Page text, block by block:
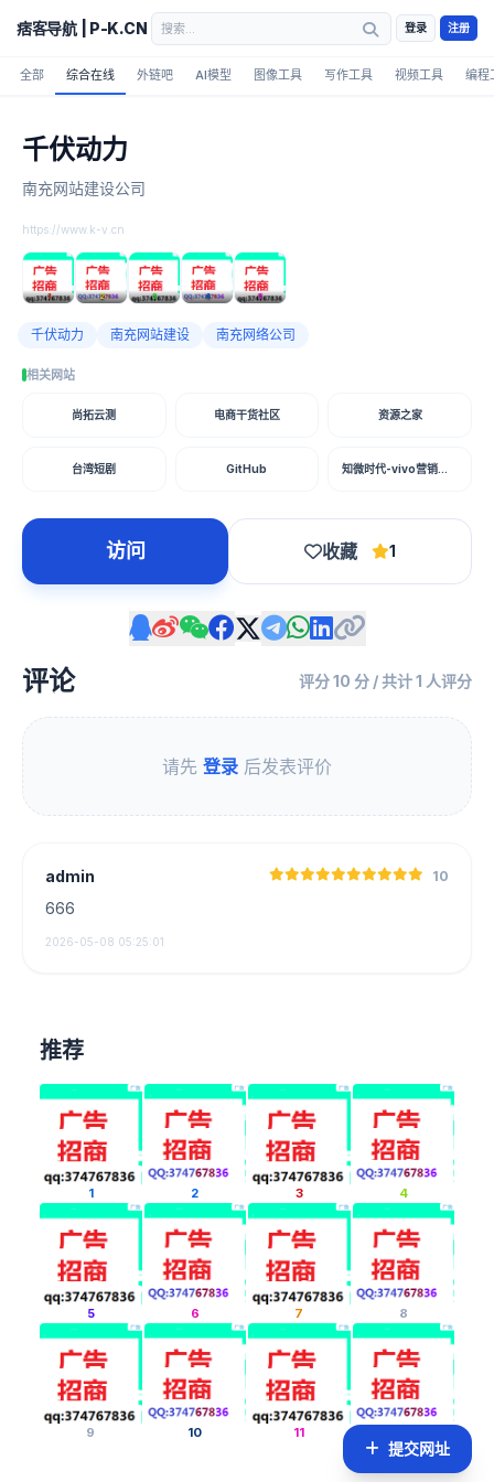
痞客导航 | P-K.CN 登录 注册
全部 综合在线 外链吧 AI模型 图像工具 写作工具 视频工具 编程
提交网址
千伏动力
南充网站建设公司
https://www.k-v.cn
1 2 3 4 5
千伏动力 南充网站建设 南充网络公司
相关网站
尚拓云测 电商干货社区 资源之家
台湾短剧 GitHub 知微时代-vivo营销平台开户
访问 收藏 1
评论 评分 10 分 / 共计 1 人评分
请先 登录 后发表评价
admin 10
666
2026-05-08 05:25:01
推荐
1 2 3 4
5 6 7 8
9 10 11